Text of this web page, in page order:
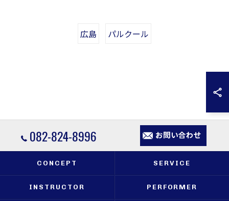
広島 パルクール
082-824-8996 お問い合わせ
CONCEPT SERVICE
INSTRUCTOR PERFORMER